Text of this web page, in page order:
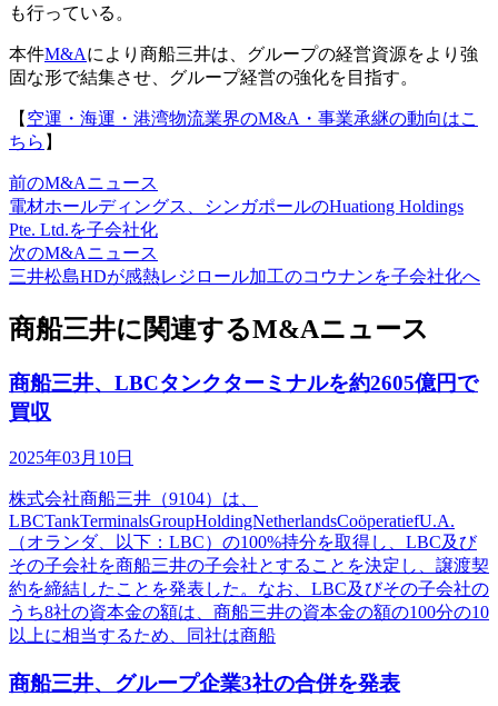
も行っている。
本件M&Aにより商船三井は、グループの経営資源をより強
固な形で結集させ、グループ経営の強化を目指す。
【 空運・海運・港湾物流業界のM&A・事業承継の動向はこ
ちら 】
前のM&Aニュース
電材ホールディングス、シンガポールのHuationg Holdings
Pte. Ltd.を子会社化
次のM&Aニュース
三井松島HDが感熱レジロール加工のコウナンを子会社化へ
商船三井に関連するM&Aニュース
商船三井、LBCタンクターミナルを約2605億円で
買収
2025年03月10日
株式会社商船三井（9104）は、
LBCTankTerminalsGroupHoldingNetherlandsCoöperatiefU.A.
（オランダ、以下：LBC）の100%持分を取得し、LBC及び
その子会社を商船三井の子会社とすることを決定し、譲渡契
約を締結したことを発表した。なお、LBC及びその子会社の
うち8社の資本金の額は、商船三井の資本金の額の100分の10
以上に相当するため、同社は商船
商船三井、グループ企業3社の合併を発表